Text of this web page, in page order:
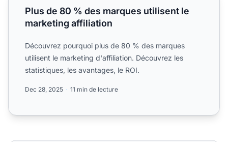
Plus de 80 % des marques utilisent le
marketing affiliation
Découvrez pourquoi plus de 80 % des marques
utilisent le marketing d'affiliation. Découvrez les
statistiques, les avantages, le ROI.
Dec 28, 2025 11 min de lecture